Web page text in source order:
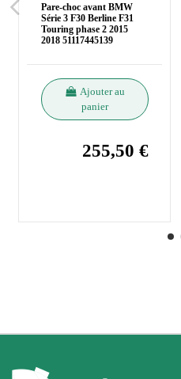
Pare-choc avant BMW
Série 3 F30 Berline F31
Touring phase 2 2015
2018 51117445139
Ajouter au
panier
255,50 €